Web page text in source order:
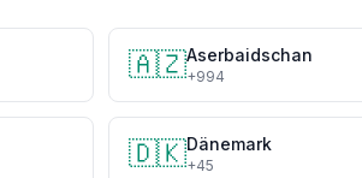
🇦🇿Aserbaidschan
+994
🇩🇰Dänemark
+45